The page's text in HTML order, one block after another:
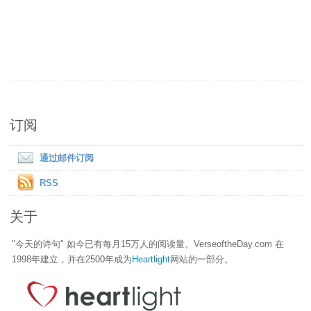
订阅
通过邮件订阅
RSS
关于
"今天的诗句" 如今已有每月15万人的阅读量。VerseoftheDay.com 在
1998年建立，并在2500年成为 Heartlight网站的一部分。